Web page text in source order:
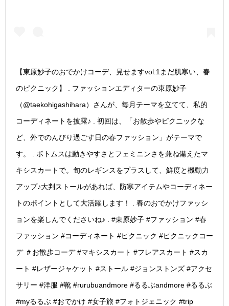
【東原妙子のおでかけコーデ、見せますvol.1まだ肌寒い、春
のピクニック】 . ファッションエディターの東原妙子
（@taekohigashihara）さんが、毎月テーマを立てて、私的
コーディネートを披露♪ . 初回は、「お散歩やピクニックな
ど、外でのんびり過ごす日の春ファッション」がテーマで
す。 . ボトムスは動きやすさとフェミニンさを兼ね備えたマ
キシスカートで。旬のレギンスをプラスして、鮮度と機動力
アップ♪大判ストールがあれば、防寒アイテムやコーディネー
トのポイントとして大活躍します！ . 春のおでかけファッシ
ョンを楽しんでくださいね♪ . #東原妙子 #ファッション #春
ファッション #コーディネート #ピクニック #ピクニックコー
デ ＃お散歩コーデ #マキシスカート #フレアスカート #スカ
ート #レザージャケット #ストール #ジョンストンズ #アクセ
サリー #洋服 #靴 #rurubuandmore #るるぶandmore #るるぶ
#myるるぶ #おでかけ #女子旅 #フォトジェニック #trip